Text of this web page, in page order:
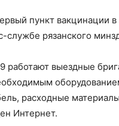
пункт вакцинации
рязанского
работают выездные
расходные
Интернет.